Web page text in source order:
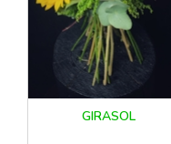
GIRASOL